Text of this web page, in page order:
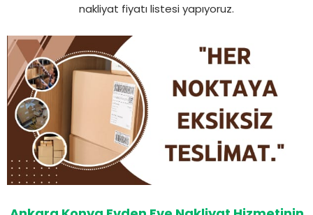
nakliyat fiyatı listesi yapıyoruz.